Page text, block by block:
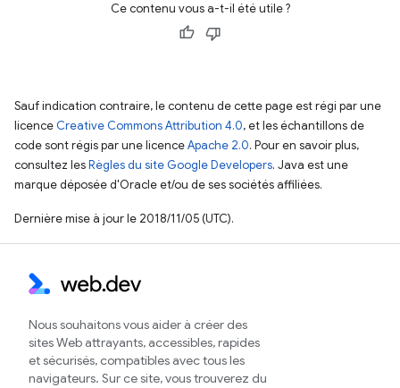
Ce contenu vous a-t-il été utile ?
Sauf indication contraire, le contenu de cette page est régi par une
licence Creative Commons Attribution 4.0, et les échantillons de
code sont régis par une licenceApache 2.0. Pour en savoir plus,
consultez lesRègles du site Google Developers. Java est une
marque déposée d'Oracle et/ou de ses sociétés affiliées.
Dernière mise à jour le 2018/11/05 (UTC).
Nous souhaitons vous aider à créer des
sites Web attrayants, accessibles, rapides
et sécurisés, compatibles avec tous les
navigateurs. Sur ce site, vous trouverez du